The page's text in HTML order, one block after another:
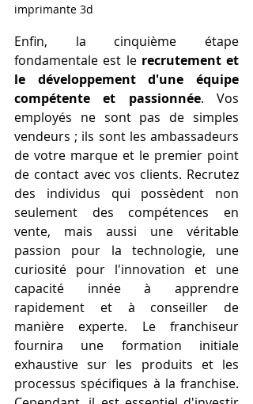
imprimante 3d
Enfin, la cinquième étape
fondamentale est le recrutement et
le développement d'une équipe
compétente et passionnée. Vos
employés ne sont pas de simples
vendeurs ; ils sont les ambassadeurs
de votre marque et le premier point
de contact avec vos clients. Recrutez
des individus qui possèdent non
seulement des compétences en
vente, mais aussi une véritable
passion pour la technologie, une
curiosité pour l'innovation et une
capacité innée à apprendre
rapidement et à conseiller de
manière experte. Le franchiseur
fournira une formation initiale
exhaustive sur les produits et les
processus spécifiques à la franchise.